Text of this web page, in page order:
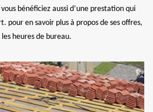
bénéficiez aussi d’une prestation qui
pour en savoir plus à propos de ses offres,
heures de bureau.